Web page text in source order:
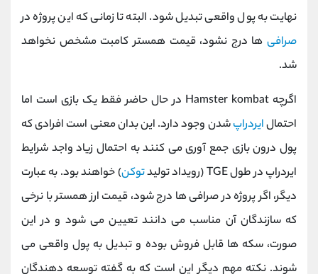
نهایت به پول واقعی تبدیل شود. البته تا زمانی که این پروژه در
صرافی ها درج نشود، قیمت همستر کامبت مشخص نخواهد
شد.
اگرچه Hamster kombat در حال حاضر فقط یک بازی است اما
احتمالایردراپشدن وجود دارد. این بدان معنی است افرادی که
پول درون بازی جمع آوری می کنند به احتمال زیاد واجد شرایط
ایردراپ در طول TGE (رویداد تولید
توکن) خواهند بود. به عبارت
دیگر، اگر پروژه در صرافی ها درج شود، قیمت ارز همستر با نرخی
که سازندگان آن مناسب می دانند تعیین می شود و در این
صورت، سکه ها قابل فروش بوده و تبدیل به پول واقعی می
شوند. نکته مهم دیگر این است که به گفته توسعه دهندگان